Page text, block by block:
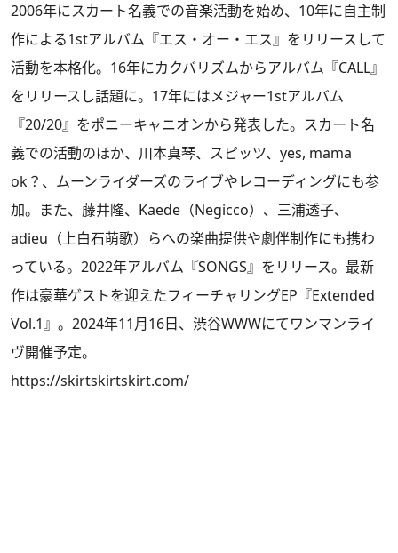
2006年にスカート名義での音楽活動を始め、10年に自主制
作による1stアルバム『エス・オー・エス』をリリースして
活動を本格化。16年にカクバリズムからアルバム『CALL』
をリリースし話題に。17年にはメジャー1stアルバム
『20/20』をポニーキャニオンから発表した。スカート名
義での活動のほか、川本真琴、スピッツ、yes, mama
ok？、ムーンライダーズのライブやレコーディングにも参
加。また、藤井隆、Kaede（Negicco）、三浦透子、
adieu（上白石萌歌）らへの楽曲提供や劇伴制作にも携わ
っている。2022年アルバム『SONGS』をリリース。最新
作は豪華ゲストを迎えたフィーチャリングEP『Extended
Vol.1』。2024年11月16日、渋谷WWWにてワンマンライ
ヴ開催予定。
https://skirtskirtskirt.com/